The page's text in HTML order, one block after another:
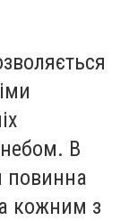
В
повинна
кожним з